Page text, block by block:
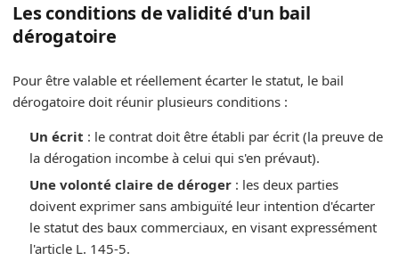
Les conditions de validité d'un bail
dérogatoire
Pour être valable et réellement écarter le statut, le bail
dérogatoire doit réunir plusieurs conditions :
Un écrit : le contrat doit être établi par écrit (la preuve de
la dérogation incombe à celui qui s'en prévaut).
Une volonté claire de déroger: les deux parties
doivent exprimer sans ambiguïté leur intention d'écarter
le statut des baux commerciaux, en visant expressément
l'article L. 145-5.